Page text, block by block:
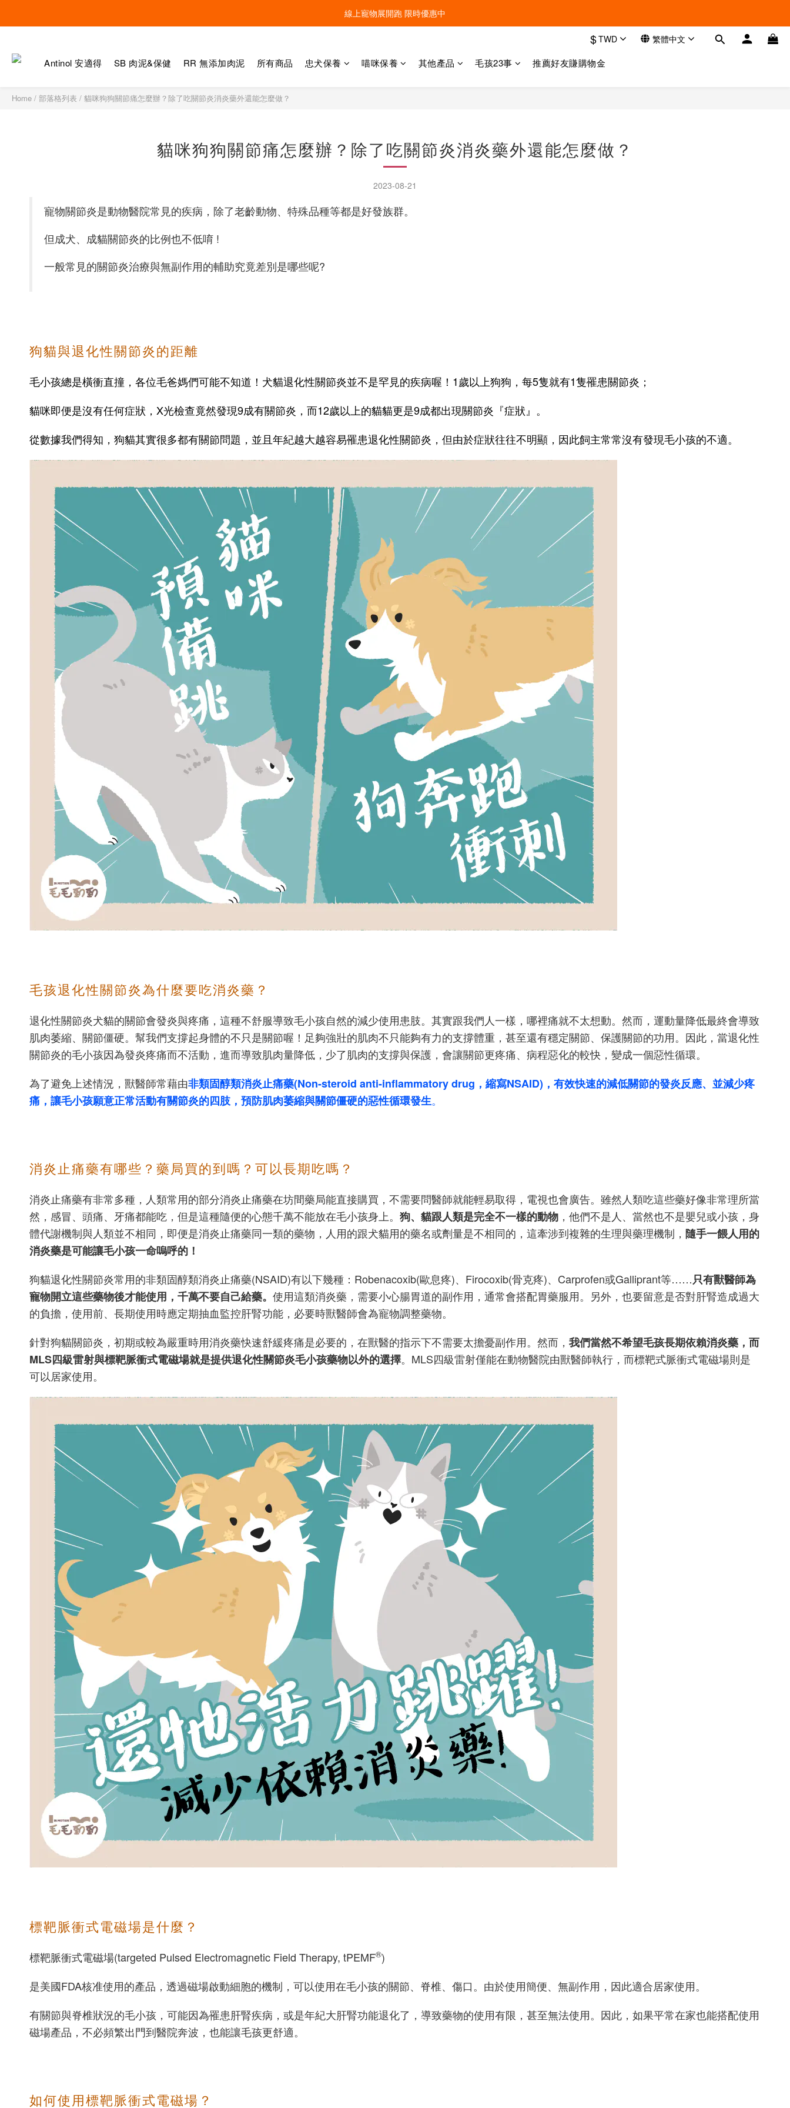
線上寵物展開跑 限時優惠中
線上寵物展開跑 限時優惠中
線上寵物展開跑 限時優惠中
$TWD 繁體中文
Antinol 安適得 SB 肉泥&保健 RR 無添加肉泥 所有商品 忠犬保養 喵咪保養 其他產品 毛孩23事 推薦好友賺購物金
Home / 部落格列表 / 貓咪狗狗關節痛怎麼辦？除了吃關節炎消炎藥外還能怎麼做？
貓咪狗狗關節痛怎麼辦？除了吃關節炎消炎藥外還能怎麼做？
2023-08-21
寵物關節炎是動物醫院常見的疾病，除了老齡動物、特殊品種等都是好發族群。
但成犬、成貓關節炎的比例也不低唷 !
一般常見的關節炎治療與無副作用的輔助究竟差別是哪些呢?
狗貓與退化性關節炎的距離
毛小孩總是橫衝直撞，各位毛爸媽們可能不知道！犬貓退化性關節炎並不是罕見的疾病喔！1歲以上狗狗，每5隻就有1隻罹患關節炎；
貓咪即便是沒有任何症狀，X光檢查竟然發現9成有關節炎，而12歲以上的貓貓更是9成都出現關節炎『症狀』。
從數據我們得知，狗貓其實很多都有關節問題，並且年紀越大越容易罹患退化性關節炎，但由於症狀往往不明顯，因此飼主常常沒有發現毛小孩的不適。
毛孩退化性關節炎為什麼要吃消炎藥？
退化性關節炎犬貓的關節會發炎與疼痛，這種不舒服導致毛小孩自然的減少使用患肢。其實跟我們人一樣，哪裡痛就不太想動。然而，運動量降低最終會導致
肌肉萎縮、關節僵硬。幫我們支撐起身體的不只是關節喔！足夠強壯的肌肉不只能夠有力的支撐體重，甚至還有穩定關節、保護關節的功用。因此，當退化性
關節炎的毛小孩因為發炎疼痛而不活動，進而導致肌肉量降低，少了肌肉的支撐與保護，會讓關節更疼痛、病程惡化的較快，變成一個惡性循環。
為了避免上述情況，獸醫師常藉由非類固醇類消炎止痛藥(Non-steroid anti-inflammatory drug，縮寫NSAID)，有效快速的減低關節的發炎反應、並減少疼
痛，讓毛小孩願意正常活動有關節炎的四肢，預防肌肉萎縮與關節僵硬的惡性循環發生。
消炎止痛藥有哪些？藥局買的到嗎？可以長期吃嗎？
消炎止痛藥有非常多種，人類常用的部分消炎止痛藥在坊間藥局能直接購買，不需要問醫師就能輕易取得，電視也會廣告。雖然人類吃這些藥好像非常理所當
然，感冒、頭痛、牙痛都能吃，但是這種隨便的心態千萬不能放在毛小孩身上。 狗、貓跟人類是完全不一樣的動物 ，他們不是人、當然也不是嬰兒或小孩，身
體代謝機制與人類並不相同，即便是消炎止痛藥同一類的藥物，人用的跟犬貓用的藥名或劑量是不相同的，這牽涉到複雜的生理與藥理機制， 隨手一餵人用的
消炎藥是可能讓毛小孩一命嗚呼的！
狗貓退化性關節炎常用的非類固醇類消炎止痛藥(NSAID)有以下幾種：Robenacoxib(歐息疼)、Firocoxib(骨克疼)、Carprofen或Galliprant等……只有獸醫師為
寵物開立這些藥物後才能使用，千萬不要自己給藥。 使用這類消炎藥，需要小心腸胃道的副作用，通常會搭配胃藥服用。另外，也要留意是否對肝腎造成過大
的負擔，使用前、長期使用時應定期抽血監控肝腎功能，必要時獸醫師會為寵物調整藥物。
針對狗貓關節炎，初期或較為嚴重時用消炎藥快速舒緩疼痛是必要的，在獸醫的指示下不需要太擔憂副作用。然而， 我們當然不希望毛孩長期依賴消炎藥，而
MLS四級雷射與標靶脈衝式電磁場就是提供退化性關節炎毛小孩藥物以外的選擇。MLS四級雷射僅能在動物醫院由獸醫師執行，而標靶式脈衝式電磁場則是
可以居家使用。
標靶脈衝式電磁場是什麼？
標靶脈衝式電磁場(targeted Pulsed Electromagnetic Field Therapy, tPEMF®)
是美國FDA核准使用的產品，透過磁場啟動細胞的機制，可以使用在毛小孩的關節、脊椎、傷口。由於使用簡便、無副作用，因此適合居家使用。
有關節與脊椎狀況的毛小孩，可能因為罹患肝腎疾病，或是年紀大肝腎功能退化了，導致藥物的使用有限，甚至無法使用。因此，如果平常在家也能搭配使用
磁場產品，不必頻繁出門到醫院奔波，也能讓毛孩更舒適。
如何使用標靶脈衝式電磁場？